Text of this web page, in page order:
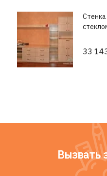
33
Вызвать